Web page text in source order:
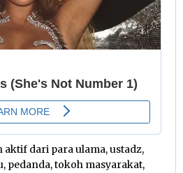
aktif dari para ulama, ustadz,
pedanda, tokoh masyarakat,